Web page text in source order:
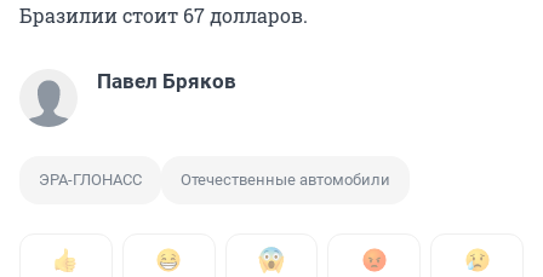
Бразилии стоит 67 долларов.
Павел Бряков
ЭРА-ГЛОНАСС Отечественные автомобили